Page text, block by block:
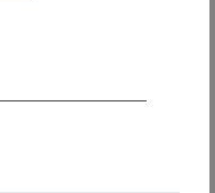
rustige manier
start van de
Liesbeth van